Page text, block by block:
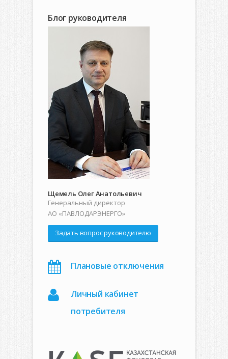
Блог руководителя
Щемель Олег Анатольевич
Генеральный директор
АО «ПАВЛОДАРЭНЕРГО»
Задать вопрос руководителю
Плановые отключения
Личный кабинет
потребителя